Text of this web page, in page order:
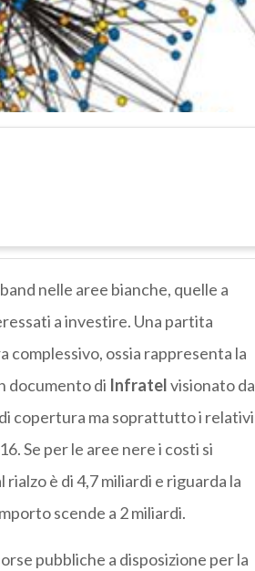
nelle aree bianche, quelle a
a investire. Una partita
ossia rappresenta la
documento di Infratelvisionato da
copertura ma soprattutto i relativi
Se per le aree nere i costi si
è di 4,7 miliardi e riguarda la
scende a 2 miliardi.
pubbliche a disposizione per la